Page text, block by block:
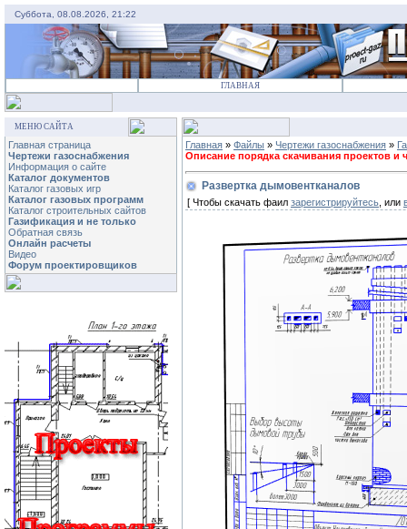
Суббота, 08.08.2026, 21:22
ГЛАВНАЯ
МЕНЮ САЙТА
Главная страница
Чертежи газоснабжения
Информация о сайте
Каталог документов
Каталог газовых игр
Каталог газовых программ
Каталог строительных сайтов
Газификация и не только
Обратная связь
Онлайн расчеты
Видео
Форум проектировщиков
Главная » Файлы » Чертежи газоснабжения »
Описание порядка скачивания проектов и
Развертка дымовентканалов
[ Чтобы скачать фаил зарегистрируйтесь , или